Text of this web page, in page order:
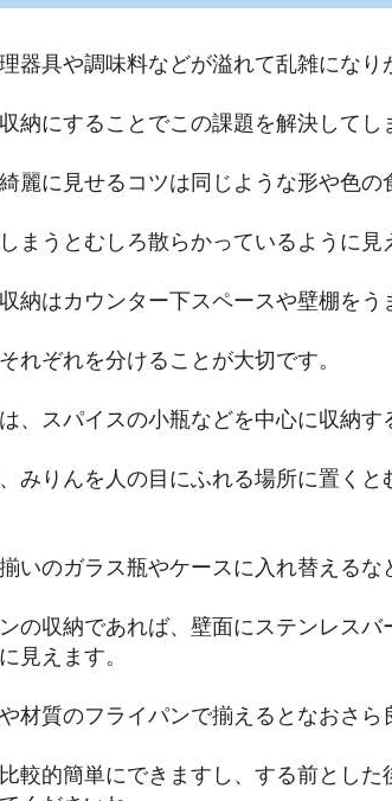
器具や調味料などが溢れて乱雑になり
納にすることでこの課題を解決してし
麗に見せるコツは同じような形や色の
まうとむしろ散らかっているように見
納はカウンター下スペースや壁棚をう
れぞれを分けることが大切です。
、スパイスの小瓶などを中心に収納す
みりんを人の目にふれる場所に置く
いのガラス瓶やケースに入れ替えるな
の収納であれば、壁面にステンレス
見えます。
材質のフライパンで揃えるとなおさら
較的簡単にできますし、する前とし